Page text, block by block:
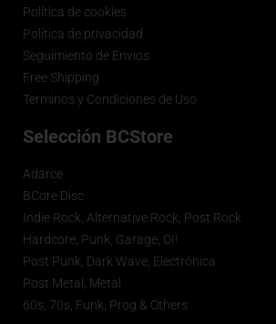
Política de cookies
Política de privacidad
Seguimiento de Envios
Free Shipping
Terminos y Condiciones de Uso
Selección BCStore
Adarce
BCore Disc
Indie Rock, Alternative Rock, Post Rock
Hardcore, Punk, Garage, OI!
Post Punk, Dark Wave, Electrónica
Post Metal, Metal
60s, 70s, Funk, Prog & Others